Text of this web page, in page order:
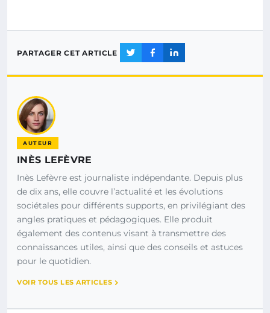
PARTAGER CET ARTICLE
AUTEUR
INÈS LEFÈVRE
Inès Lefèvre est journaliste indépendante. Depuis plus
de dix ans, elle couvre l’actualité et les évolutions
sociétales pour différents supports, en privilégiant des
angles pratiques et pédagogiques. Elle produit
également des contenus visant à transmettre des
connaissances utiles, ainsi que des conseils et astuces
pour le quotidien.
VOIR TOUS LES ARTICLES